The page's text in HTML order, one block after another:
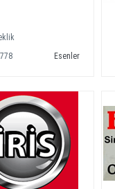
Esenler